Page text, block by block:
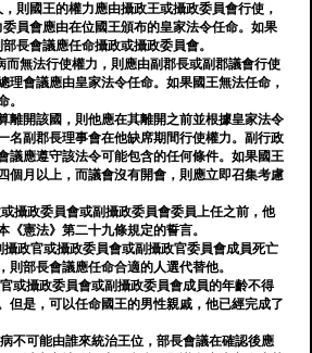
則國王的權力應由攝政王或攝政委員會行使，
員會應由在位國王頒布的皇家法令任命。如果
長會議應任命攝政或攝政委員會。
而無法行使權力，則應由副郡長或副郡議會行使
理會議應由皇家法令任命。如果國王無法任命，
。
離開該國，則他應在其離開之前並根據皇家法令
名副郡長理事會在他缺席期間行使權力。副行政
議應遵守該法令可能包含的任何條件。如果國王
個月以上，而議會沒有開會，則應立即召集考慮
攝政委員會或副攝政委員會委員上任之前，他
《憲法》第二十九條規定的誓言。
政官或攝政委員會或副攝政官委員會成員死亡
則部長會議應任命合適的人選代替他。
或攝政委員會或副攝政委員會成員的年齡不得
但是，可以任命國王的男性親戚，他已經完成了
不可能由誰來統治王位，部長會議在確認後應